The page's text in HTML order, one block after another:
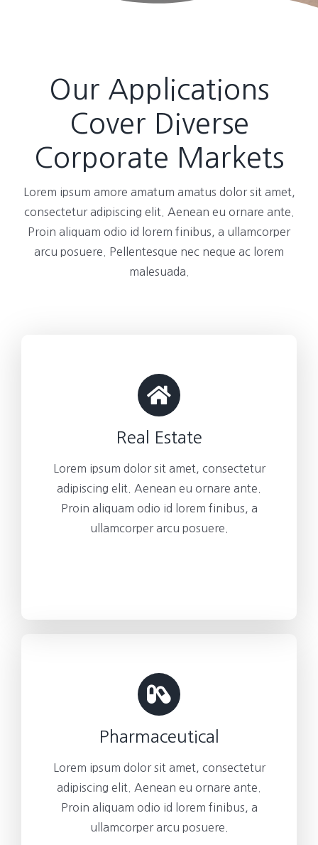
Our Applications
Cover Diverse
Corporate Markets
Lorem ipsum amore amatum amatus dolor sit amet,
consectetur adipiscing elit. Aenean eu ornare ante.
Proin aliquam odio id lorem finibus, a ullamcorper
arcu posuere. Pellentesque nec neque ac lorem
malesuada.
Real Estate
Lorem ipsum dolor sit amet, consectetur
adipiscing elit. Aenean eu ornare ante.
Proin aliquam odio id lorem finibus, a
ullamcorper arcu posuere.
Pharmaceutical
Lorem ipsum dolor sit amet, consectetur
adipiscing elit. Aenean eu ornare ante.
Proin aliquam odio id lorem finibus, a
ullamcorper arcu posuere.